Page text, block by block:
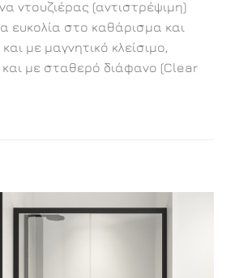
ντουζιέρας (αντιστρέψιμη)
ευκολία στο καθάρισμα και
με μαγνητικό κλείσιμο,
και με σταθερό διάφανο (Clear